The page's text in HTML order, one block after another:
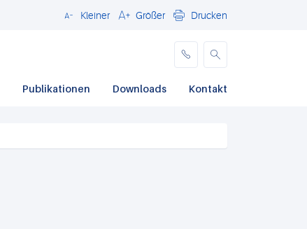
Schließen
Kleiner Größer Drucken
Publikationen Downloads Kontakt